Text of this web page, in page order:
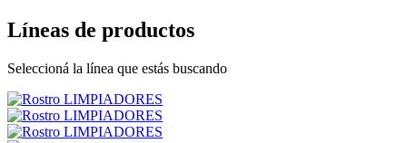
Líneas de productos
Seleccioná la línea que estás buscando